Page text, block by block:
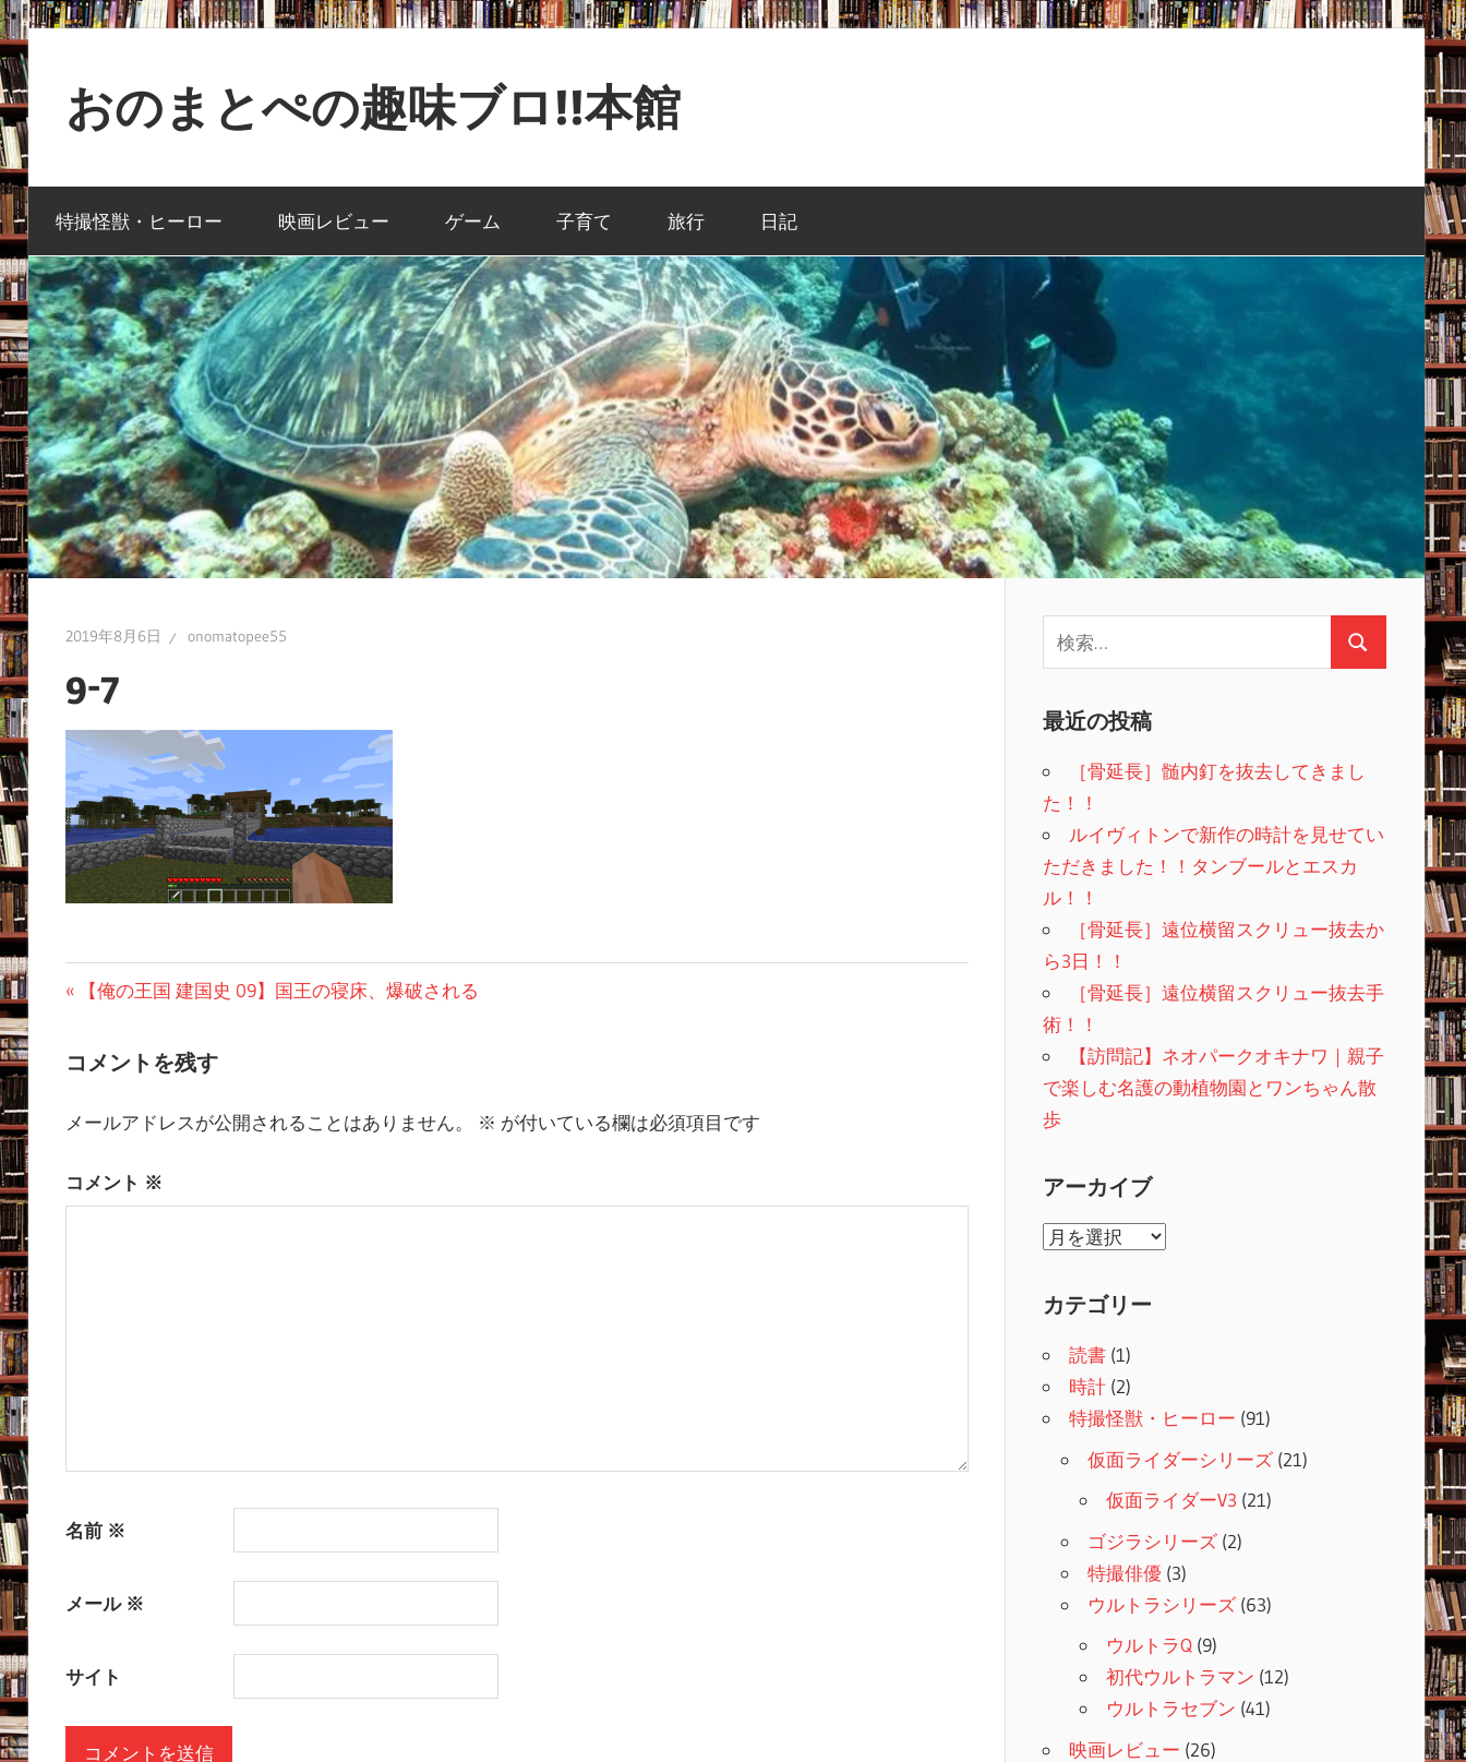
コ
ン
テ
ン
ツ
へ
ス
キ
ッ
プ
おのまとぺの趣味ブロ!!本館
撮
と
か
映
画
と
か
ゲ
ー
ム
の
ブ
ロ
特撮怪獣・ヒーロー 映画レビュー ゲーム 子育て 旅行 日記
2019年8月6日 onomatopee55
9-7
投
ナ
ビ
ー
前
投
【俺の王国 建国史 09】国王の寝床、爆破される
コメントを残す
メールアドレスが公開されることはありません。 ※ が付いている欄は必須項目です
コメント ※
名前 ※
メール ※
サイト
索:
検
最近の投稿
［骨延長］髄内釘を抜去してきまし
た！！
ルイヴィトンで新作の時計を見せてい
ただきました！！タンブールとエスカ
ル！！
［骨延長］遠位横留スクリュー抜去か
ら3日！！
［骨延長］遠位横留スクリュー抜去手
術！！
【訪問記】ネオパークオキナワ｜親子
で楽しむ名護の動植物園とワンちゃん散
歩
アーカイブ
ア
カ
ブ
カテゴリー
読書(1)
時計(2)
特撮怪獣・ヒーロー (91)
仮面ライダーシリーズ(21)
仮面ライダーV3 (21)
ゴジラシリーズ(2)
特撮俳優 (3)
ウルトラシリーズ(63)
ウルトラQ(9)
初代ウルトラマン (12)
ウルトラセブン (41)
映画レビュー (26)